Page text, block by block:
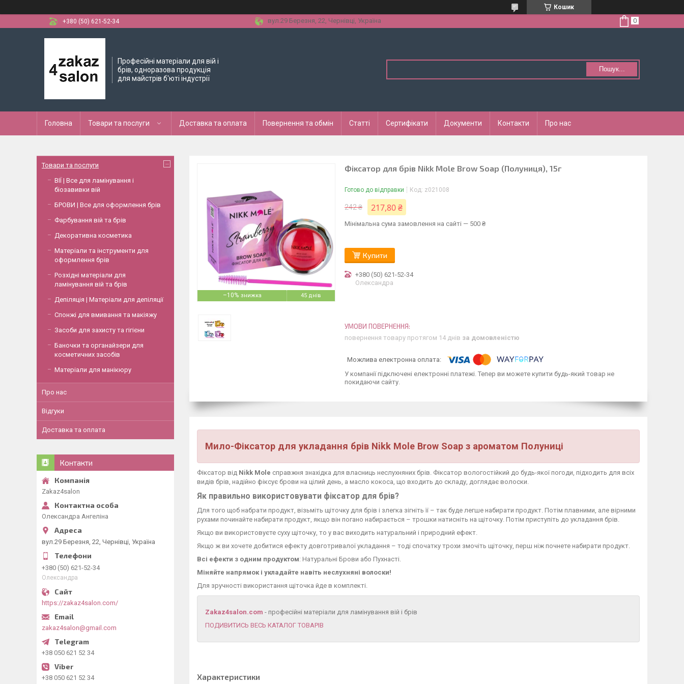
Кошик
+380 (50) 621-52-34
вул.29 Березня, 22, Чернівці, Україна
Професійні матеріали для вій і
брів, одноразова продукція
для майстрів б'юті індустрії
Пошук...
Головна Товари та послуги Доставка та оплата Повернення та обмін Статті Сертифікати Документи Контакти Про нас
–10% 45 днів
Фіксатор для брів Nikk Mole Brow Soap (Полуниця), 15г
Готово до відправки Код: z021008
242 ₴ 217,80 ₴
Мінімальна сума замовлення на сайті — 500 ₴
Купити
+380 (50) 621-52-34
Олександра
повернення товару протягом 14 днів за домовленістю
У компанії підключені електронні платежі. Тепер ви можете купити будь-який товар не
покидаючи сайту.
Мило-Фіксатор для укладання брів Nikk Mole Brow Soap з ароматом Полуниці
Фіксатор від Nikk Mole справжня знахідка для власниць неслухняних брів. Фіксатор вологостійкий до будь-якої погоди, підходить для всіх
видів брів, надійно фіксує брови на цілий день, а масло кокоса, що входить до складу, доглядає волоски.
Як правильно використовувати фіксатор для брів?
Для того щоб набрати продукт, візьміть щіточку для брів і злегка зігніть її – так буде легше набирати продукт. Потім плавними, але вірними
рухами починайте набирати продукт, якщо він погано набирається – трошки натисніть на щіточку. Потім приступіть до укладання брів.
Якщо ви використовуєте суху щіточку, то у вас виходить натуральний і природний ефект.
Якщо ж ви хочете добитися ефекту довготривалої укладання – тоді спочатку трохи змочіть щіточку, перш ніж почнете набирати продукт.
Всі ефекти з одним продуктом: Натуральні Брови або Пухнасті.
Міняйте напрямок і укладайте навіть неслухняні волоски!
Для зручності використання щіточка йде в комплекті.
Zakaz4salon.com - професійні матеріали для ламінування вій і брів
ПОДИВИТИСЬ ВЕСЬ КАТАЛОГ ТОВАРІВ
Характеристики
Товари та послуги
ВІЇ | Все для ламінування і
біозавивки вій
БРОВИ | Все для оформлення брів
Фарбування вій та брів
Декоративна косметика
Матеріали та інструменти для
оформлення брів
Розхідні матеріали для
ламінування вій та брів
Депіляція | Матеріали для депіляції
Спонжі для вмивання та макіяжу
Засоби для захисту та гігієни
Баночки та органайзери для
косметичних засобів
Матеріали для манікюру
Про нас
Відгуки
Доставка та оплата
Контакти
Zakaz4salon
Олександра Ангеліна
вул.29 Березня, 22, Чернівці, Україна
+380 (50) 621-52-34
Олександра
https://zakaz4salon.com/
zakaz4salon@gmail.com
+38 050 621 52 34
+38 050 621 52 34